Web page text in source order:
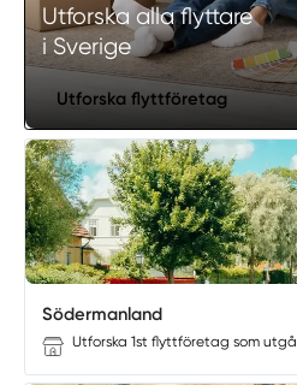
Utforska alla flyttare
i Sverige
Utforska flyttföretag
Södermanland
Utforska 1st flyttföretag som